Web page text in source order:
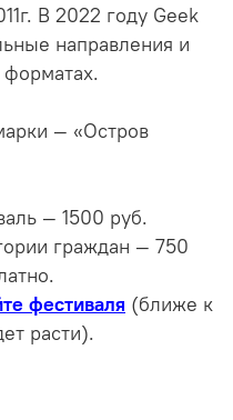
В 2022 году Geek
направления и
— «Остров
— 1500 руб.
граждан — 750
фестиваля (ближе к
расти).